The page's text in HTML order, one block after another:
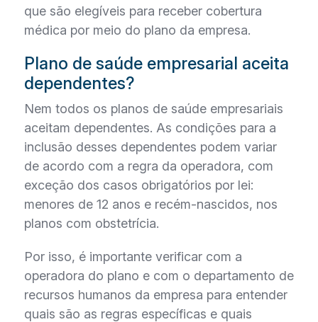
que são elegíveis para receber cobertura
médica por meio do plano da empresa.
Plano de saúde empresarial aceita
dependentes?
Nem todos os planos de saúde empresariais
aceitam dependentes. As condições para a
inclusão desses dependentes podem variar
de acordo com a regra da operadora, com
exceção dos casos obrigatórios por lei:
menores de 12 anos e recém-nascidos, nos
planos com obstetrícia.
Por isso, é importante verificar com a
operadora do plano e com o departamento de
recursos humanos da empresa para entender
quais são as regras específicas e quais